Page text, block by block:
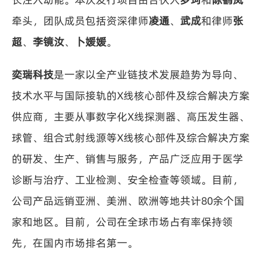
牵头，团队成员包括资深律师凌通、 武成和律师张
超、 李镜汝、 卜媛媛。
奕瑞科技是一家以全产业链技术发展趋势为导向、
技术水平与国际接轨的X线核心部件及综合解决方案
供应商，主要从事数字化X线探测器、高压发生器、
球管、组合式射线源等X线核心部件及综合解决方案
的研发、生产、销售与服务，产品广泛应用于医学
诊断与治疗、工业检测、安全检查等领域。目前，
公司产品远销亚洲、美洲、欧洲等地共计80余个国
家和地区。目前，公司在全球市场占有率保持领
先，在国内市场排名第一。